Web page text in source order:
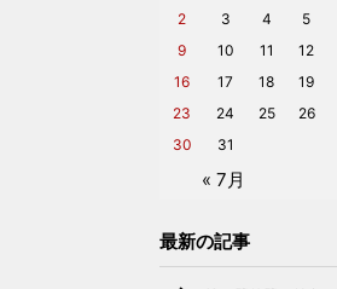
« 7月
2
3 4 5
9
10 11 12
16
17 18 19
23
24 25 26
30
31
最新の記事